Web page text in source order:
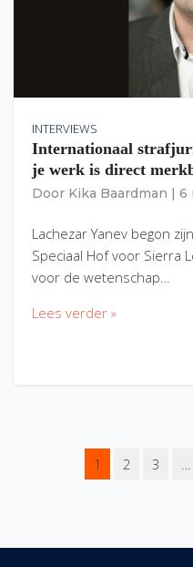
INTERVIEWS
Internationaal
je werk is direct
Door Kika Baardman 6
Lachezar Yanev begon
Speciaal Hof voor Sierra
voor de wetenschap…
Lees verder »
1 2 3 …